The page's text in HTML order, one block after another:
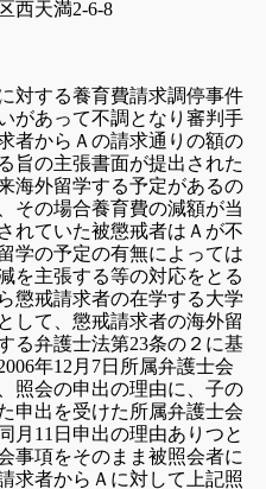
西天満2-6-8
対する養育費請求調停事件
があって不調となり審判手
者からＡの請求通りの額の
旨の主張書面が提出された
海外留学する予定があるの
その場合養育費の減額が当
れていた被懲戒者はＡが不
学の予定の有無によっては
を主張する等の対応をとる
懲戒請求者の在学する大学
して、懲戒請求者の海外留
る弁護士法第23条の２に基
年12月 7日所属弁護士会
照会の申出の理由に、子の
申出を受けた所属弁護士会
月 11 日申出の理由ありつと
事項をそのまま被照会者に
求者からＡに対して上記照